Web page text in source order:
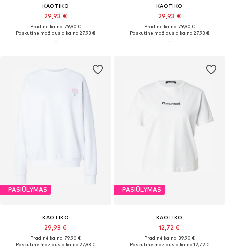
KAOTIKO
29,93 €
Pradinė kaina: 79,90 €
Paskutinė mažiausia kaina:27,93 €
KAOTIKO
29,93 €
Pradinė kaina: 79,90 €
Paskutinė mažiausia kaina:27,93 €
PASIŪLYMAS
KAOTIKO
29,93 €
Pradinė kaina: 79,90 €
Paskutinė mažiausia kaina:27,93 €
PASIŪLYMAS
KAOTIKO
12,72 €
Pradinė kaina: 39,90 €
Paskutinė mažiausia kaina:12,72 €